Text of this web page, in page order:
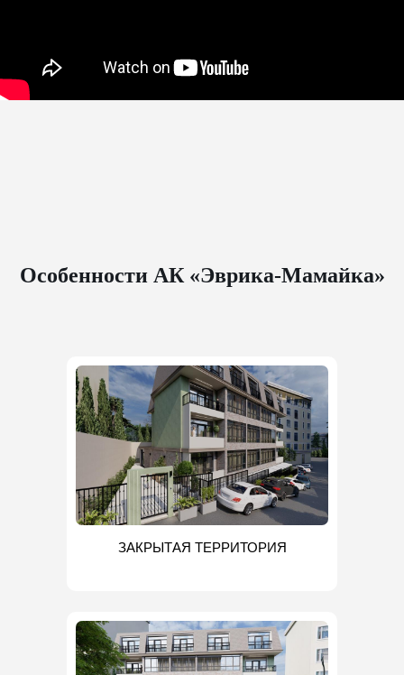
Особенности АК «Эврика-Мамайка»
ЗАКРЫТАЯ ТЕРРИТОРИЯ